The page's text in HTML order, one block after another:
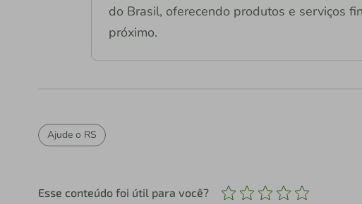
do Brasil, oferecendo produtos e serviços
próximo.
Ajude o RS
Esse conteúdo foi útil para você?